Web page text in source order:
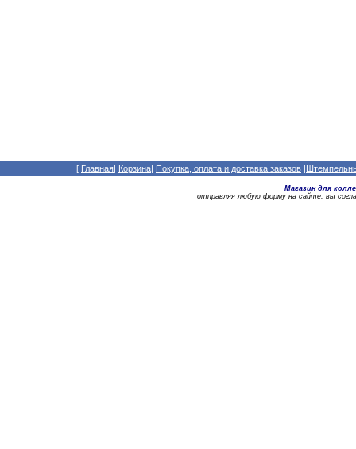
[ Главная| Корзина| Покупка, оплата и доставка заказов |
Магазин для
отправляя любую форму на сайте, вы